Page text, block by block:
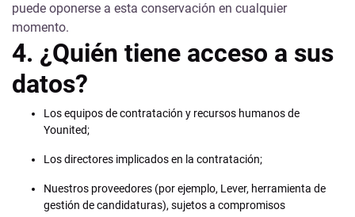
puede oponerse a esta conservación en cualquier
momento.
4. ¿Quién tiene acceso a sus
datos?
Los equipos de contratación y recursos humanos de
Younited;
Los directores implicados en la contratación;
Nuestros proveedores (por ejemplo, Lever, herramienta de
gestión de candidaturas), sujetos a compromisos